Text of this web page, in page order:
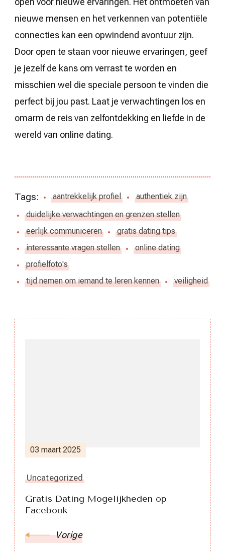
nieuwe mensen en het verkennen van potentiële
connecties kan een opwindend avontuur zijn.
Door open te staan voor nieuwe ervaringen, geef
je jezelf de kans om verrast te worden en
misschien wel die speciale persoon te vinden die
perfect bij jou past. Laat je verwachtingen los en
omarm de reis van zelfontdekking en liefde in de
wereld van online dating.
Tags: aantrekkelijk profiel
authentiek zijn
duidelijke verwachtingen en grenzen stellen
eerlijk communiceren
gratis dating tips
interessante vragen stellen
online dating
profielfoto's
tijd nemen om iemand te leren kennen
veiligheid
03 maart 2025
Uncategorized
Gratis Dating Mogelijkheden op
Facebook
Vorige